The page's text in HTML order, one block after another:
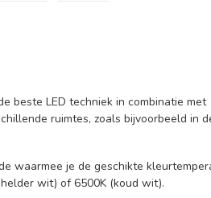
beste LED techniek in combinatie met
ruimtes, zoals bijvoorbeeld in
waarmee je de geschikte
wit) of 6500K (koud wit).